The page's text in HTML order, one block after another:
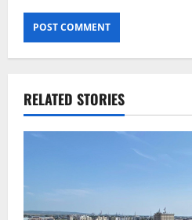
RELATED STORIES